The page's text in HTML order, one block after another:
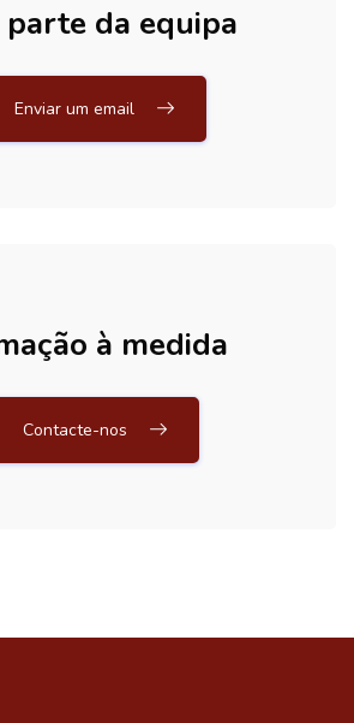
parte da equipa
Enviar um email
à medida
Contacte-nos